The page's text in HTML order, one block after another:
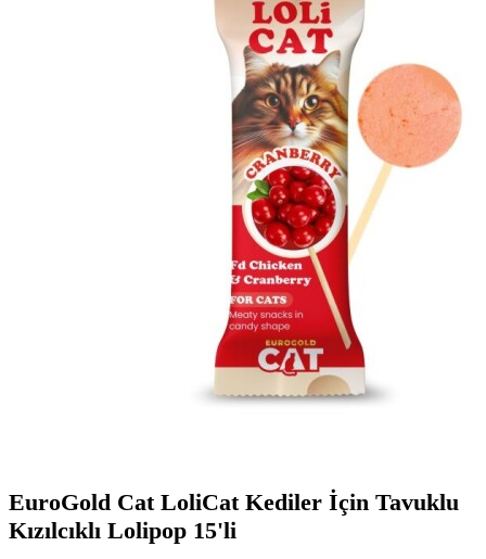
EuroGold Cat LoliCat Kediler İçin Tavuklu
Kızılcıklı Lolipop 15'li